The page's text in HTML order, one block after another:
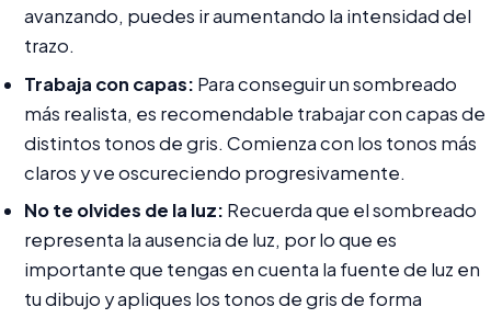
avanzando, puedes ir aumentando la intensidad del
trazo.
Trabaja con capas: Para conseguir un sombreado
más realista, es recomendable trabajar con capas de
distintos tonos de gris. Comienza con los tonos más
claros y ve oscureciendo progresivamente.
No te olvides de la luz: Recuerda que el sombreado
representa la ausencia de luz, por lo que es
importante que tengas en cuenta la fuente de luz en
tu dibujo y apliques los tonos de gris de forma